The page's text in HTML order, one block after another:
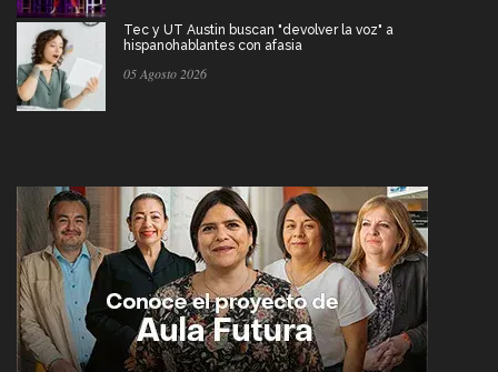
Tec y UT Austin buscan "devolver la voz" a
hispanohablantes con afasia
05 Agosto 2026